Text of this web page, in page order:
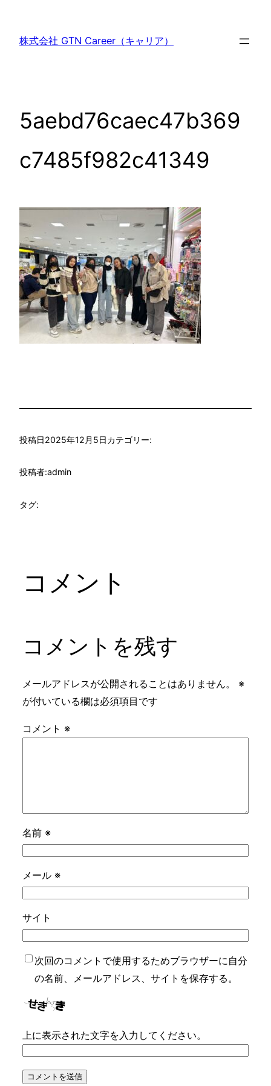
株式会社 GTN Career（キャリア）
5aebd76caec47b369
c7485f982c41349
投稿日2025年12月5日カテゴリー:
投稿者:admin
タグ:
コメント
コメントを残す
メールアドレスが公開されることはありません。
※
が付いている欄は必須項目です
コメント ※
名前 ※
メール ※
サイト
次回のコメントで使用するためブラウザーに自分
の名前、メールアドレス、サイトを保存する。
上に表示された文字を入力してください。